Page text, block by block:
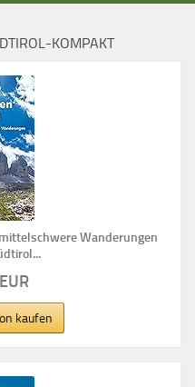
KOMPAKT
Wanderungen
kaufen